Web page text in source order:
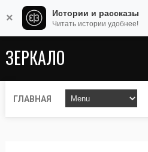
ЗЕРКАЛО
ГЛАВНАЯ
× Истории и рассказы
Читать истории удобнее!